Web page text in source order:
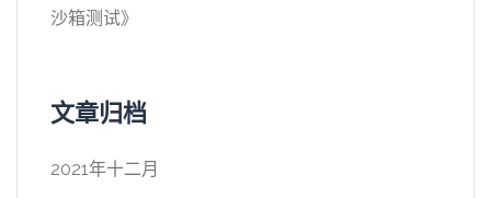
沙箱测试》
文章归档
2021年十二月